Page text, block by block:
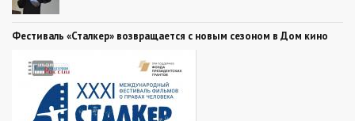
Фестиваль «Сталкер» возвращается с новым сезоном в Дом кино